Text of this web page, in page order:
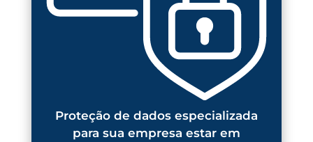
Proteção de dados especializada
para sua empresa estar em